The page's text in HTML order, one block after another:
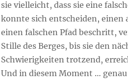
sie vielleicht, dass sie eine
konnte sich entscheiden, einen
einen falschen Pfad beschritt,
Stille des Berges, bis sie den
Schwierigkeiten trotzend,
Und in diesem Moment …